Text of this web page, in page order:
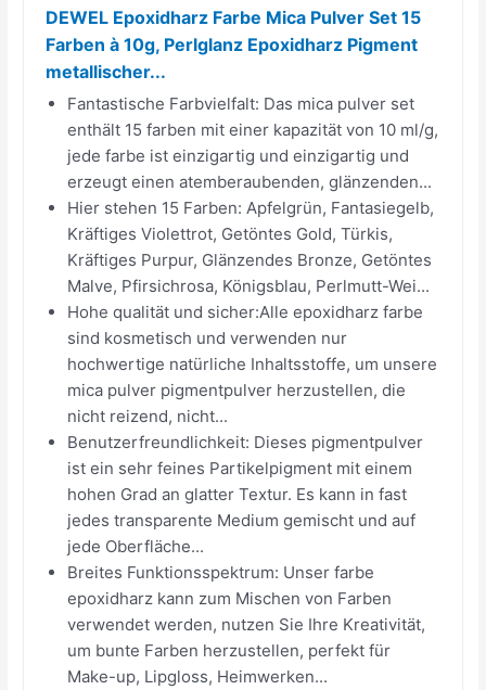
DEWEL Epoxidharz Farbe Mica Pulver Set 15
Farben à 10g, Perlglanz Epoxidharz Pigment
metallischer...
Fantastische Farbvielfalt: Das mica pulver set
enthält 15 farben mit einer kapazität von 10 ml/g,
jede farbe ist einzigartig und einzigartig und
erzeugt einen atemberaubenden, glänzenden...
Hier stehen 15 Farben: Apfelgrün, Fantasiegelb,
Kräftiges Violettrot, Getöntes Gold, Türkis,
Kräftiges Purpur, Glänzendes Bronze, Getöntes
Malve, Pfirsichrosa, Königsblau, Perlmutt-Wei...
Hohe qualität und sicher:Alle epoxidharz farbe
sind kosmetisch und verwenden nur
hochwertige natürliche Inhaltsstoffe, um unsere
mica pulver pigmentpulver herzustellen, die
nicht reizend, nicht...
Benutzerfreundlichkeit: Dieses pigmentpulver
ist ein sehr feines Partikelpigment mit einem
hohen Grad an glatter Textur. Es kann in fast
jedes transparente Medium gemischt und auf
jede Oberfläche...
Breites Funktionsspektrum: Unser farbe
epoxidharz kann zum Mischen von Farben
verwendet werden, nutzen Sie Ihre Kreativität,
um bunte Farben herzustellen, perfekt für
Make-up, Lipgloss, Heimwerken...